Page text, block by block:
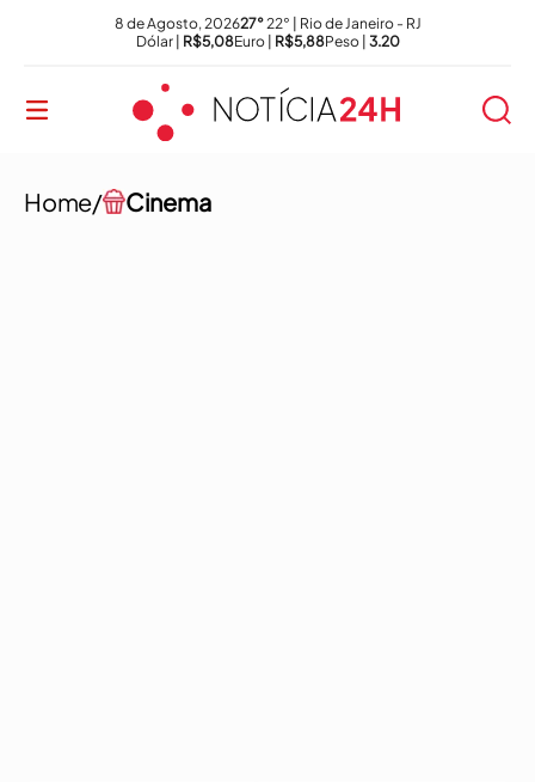
8 de Agosto, 202627°22° | Rio de Janeiro - RJ
Dólar | R$5,08Euro | R$5,88Peso | 3.20
Home/ Cinema